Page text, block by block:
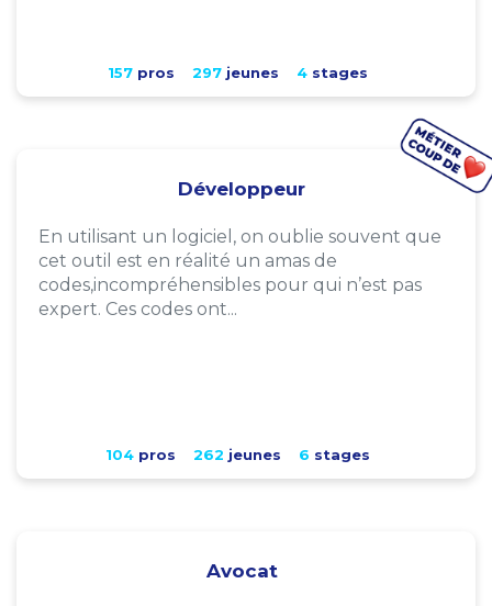
157pros 297jeunes 4stages
Développeur
En utilisant un logiciel, on oublie souvent que
cet outil est en réalité un amas de
codes,incompréhensibles pour qui n’est pas
expert. Ces codes ont...
104pros 262 jeunes 6 stages
Avocat